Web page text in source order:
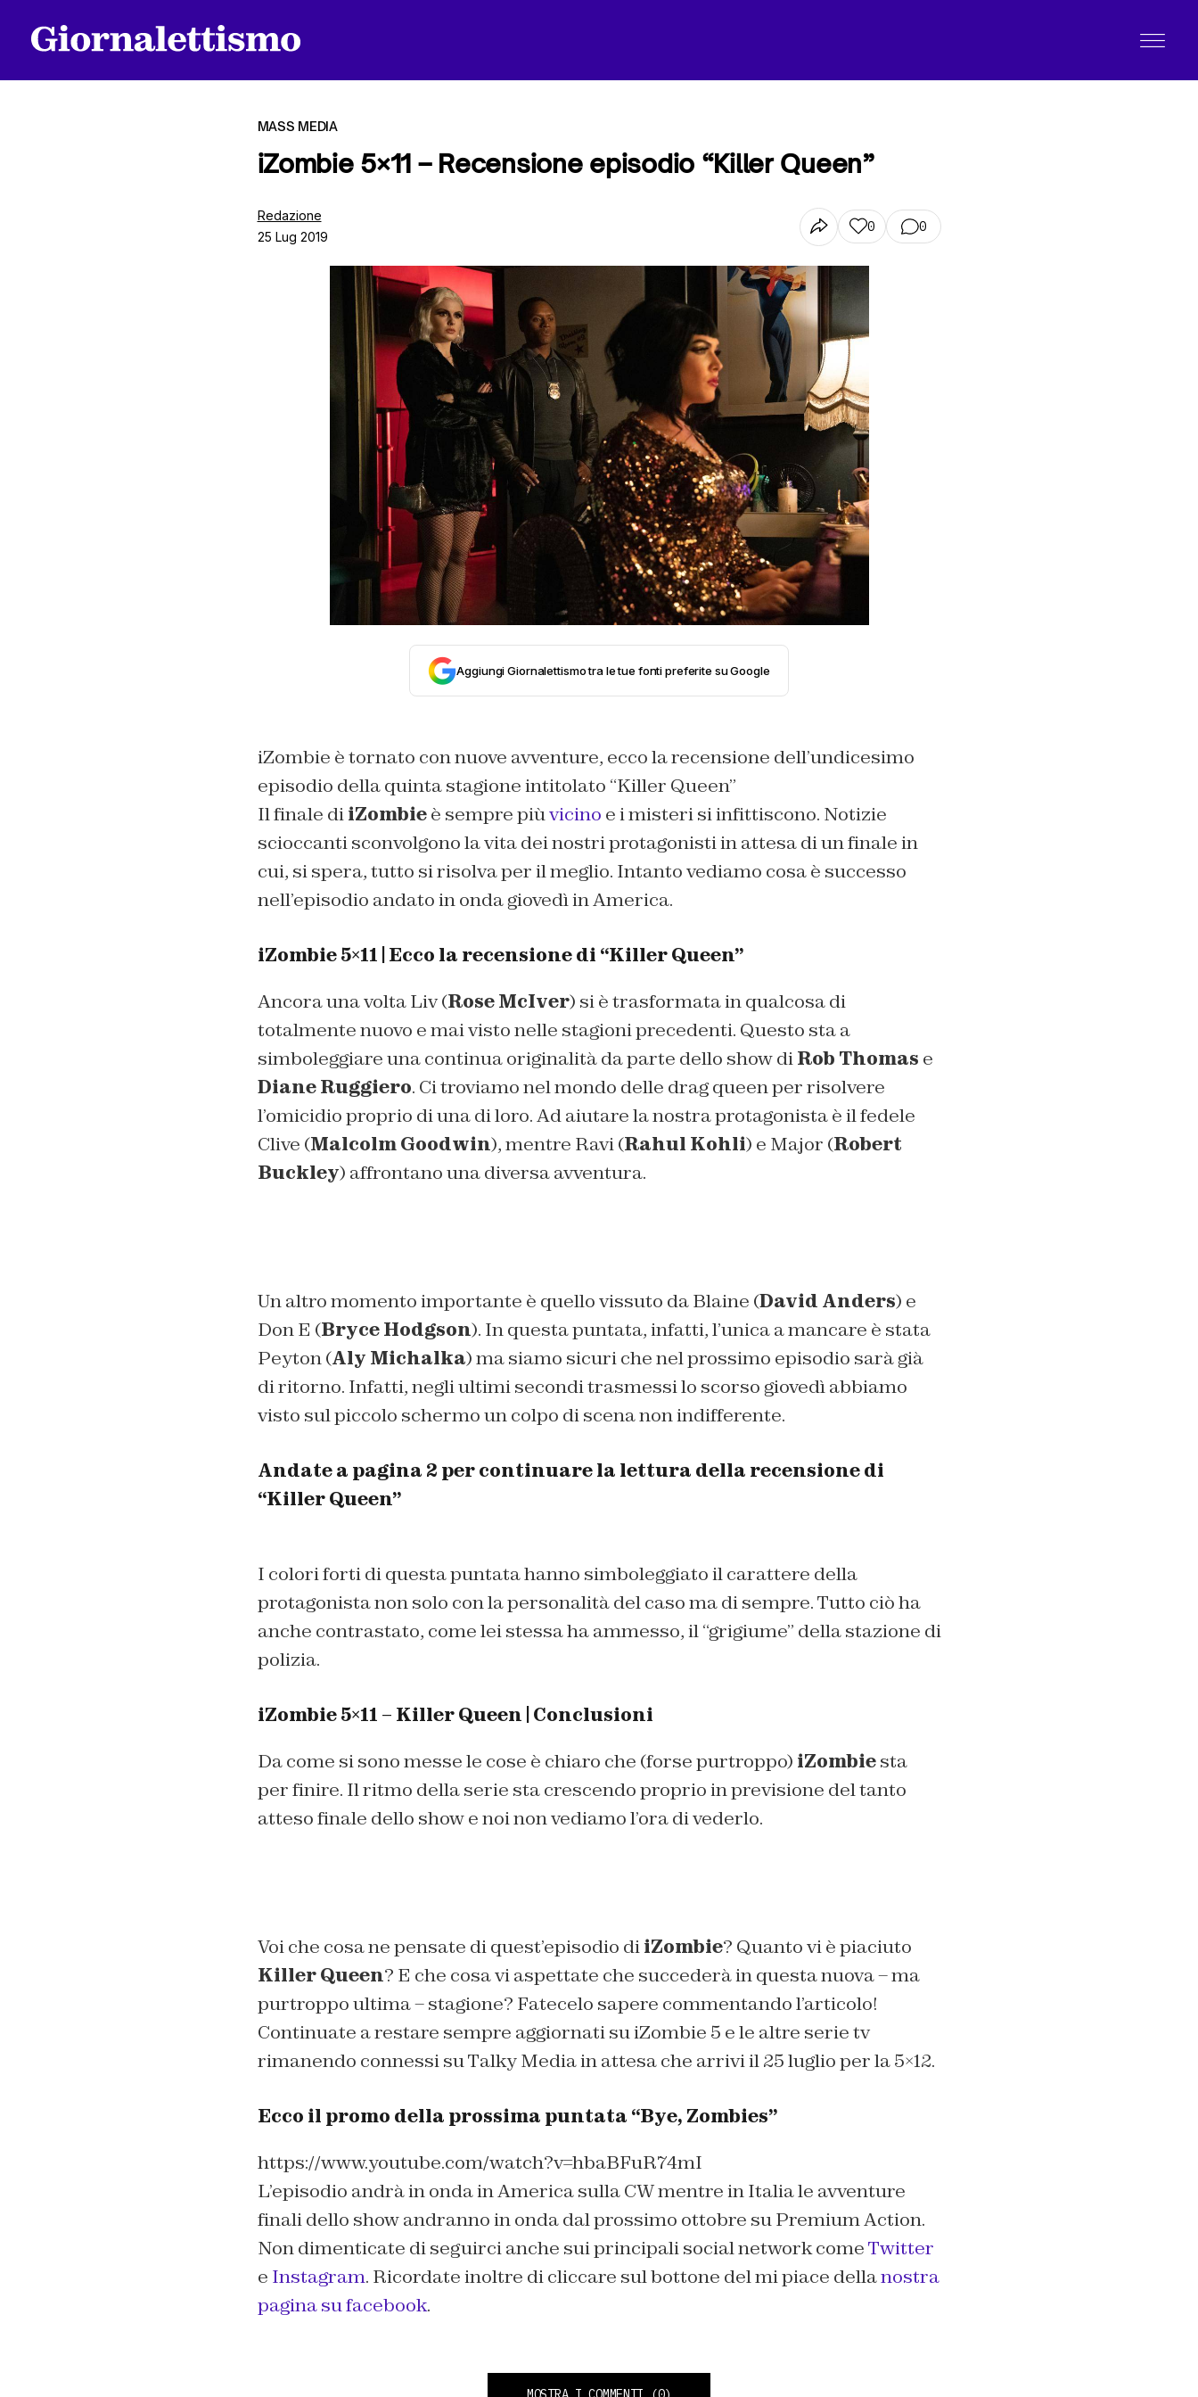
MASS MEDIA
iZombie 5×11 – Recensione episodio “Killer Queen”
Redazione
25 Lug 2019
0 0
Aggiungi Giornalettismo tra le tue fonti preferite su Google
iZombie è tornato con nuove avventure, ecco la recensione dell’undicesimo
episodio della quinta stagione intitolato “Killer Queen”
Il finale diiZombieè sempre piùvicino e i misteri si infittiscono. Notizie
scioccanti sconvolgono la vita dei nostri protagonisti in attesa di un finale in
cui, si spera, tutto si risolva per il meglio. Intanto vediamo cosa è successo
nell’episodio andato in onda giovedì in America.
iZombie 5×11 | Ecco la recensione di “Killer Queen”
Ancora una volta Liv (Rose McIver) si è trasformata in qualcosa di
totalmente nuovo e mai visto nelle stagioni precedenti. Questo sta a
simboleggiare una continua originalità da parte dello show diRob Thomas e
Diane Ruggiero. Ci troviamo nel mondo delle drag queen per risolvere
l’omicidio proprio di una di loro. Ad aiutare la nostra protagonista è il fedele
Clive (Malcolm Goodwin), mentre Ravi (Rahul Kohli) e Major (Robert
Buckley) affrontano una diversa avventura.
Un altro momento importante è quello vissuto da Blaine (David Anders) e
Don E (Bryce Hodgson). In questa puntata, infatti, l’unica a mancare è stata
Peyton (Aly Michalka) ma siamo sicuri che nel prossimo episodio sarà già
di ritorno. Infatti, negli ultimi secondi trasmessi lo scorso giovedì abbiamo
visto sul piccolo schermo un colpo di scena non indifferente.
Andate a pagina 2 per continuare la lettura della recensione di
“Killer Queen”
I colori forti di questa puntata hanno simboleggiato il carattere della
protagonista non solo con la personalità del caso ma di sempre. Tutto ciò ha
anche contrastato, come lei stessa ha ammesso, il “grigiume” della stazione di
polizia.
iZombie 5×11 – Killer Queen | Conclusioni
Da come si sono messe le cose è chiaro che (forse purtroppo) iZombiesta
per finire. Il ritmo della serie sta crescendo proprio in previsione del tanto
atteso finale dello show e noi non vediamo l’ora di vederlo.
Voi che cosa ne pensate di quest’episodio diiZombie? Quanto vi è piaciuto
Killer Queen? E che cosa vi aspettate che succederà in questa nuova – ma
purtroppo ultima – stagione? Fatecelo sapere commentando l’articolo!
Continuate a restare sempre aggiornati suiZombie 5 e le altre serie tv
rimanendo connessi suTalky Mediain attesa che arrivi il 25 luglio per la 5×12.
Ecco il promo della prossima puntata “Bye, Zombies”
https://www.youtube.com/watch?v=hbaBFuR74mI
L’episodio andrà in onda in America sulla CW mentre in Italia le avventure
finali dello show andranno in onda dal prossimo ottobre su Premium Action.
Non dimenticate di seguirci anche sui principali social network comeTwitter
e Instagram. Ricordate inoltre di cliccare sul bottone delmi piace dellanostra
pagina su facebook.